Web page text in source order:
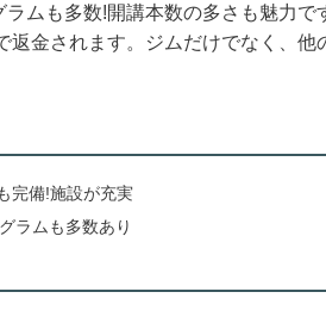
ムも多数!開講本数の多さも魅力で
金されます。ジムだけでなく、他
完備!施設が充実
ラムも多数あり